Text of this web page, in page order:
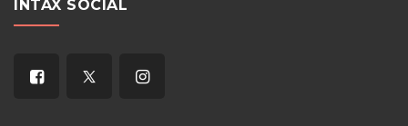
INTAX SOCIAL